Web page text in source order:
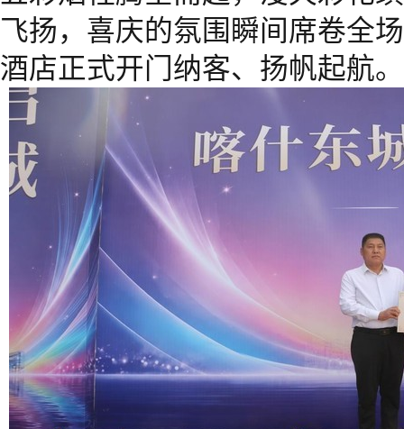
飞扬，喜庆的氛围瞬间席卷全
酒店正式开门纳客、扬帆起航。